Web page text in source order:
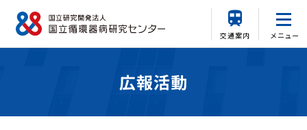
交通案内 メニュー
広報活動